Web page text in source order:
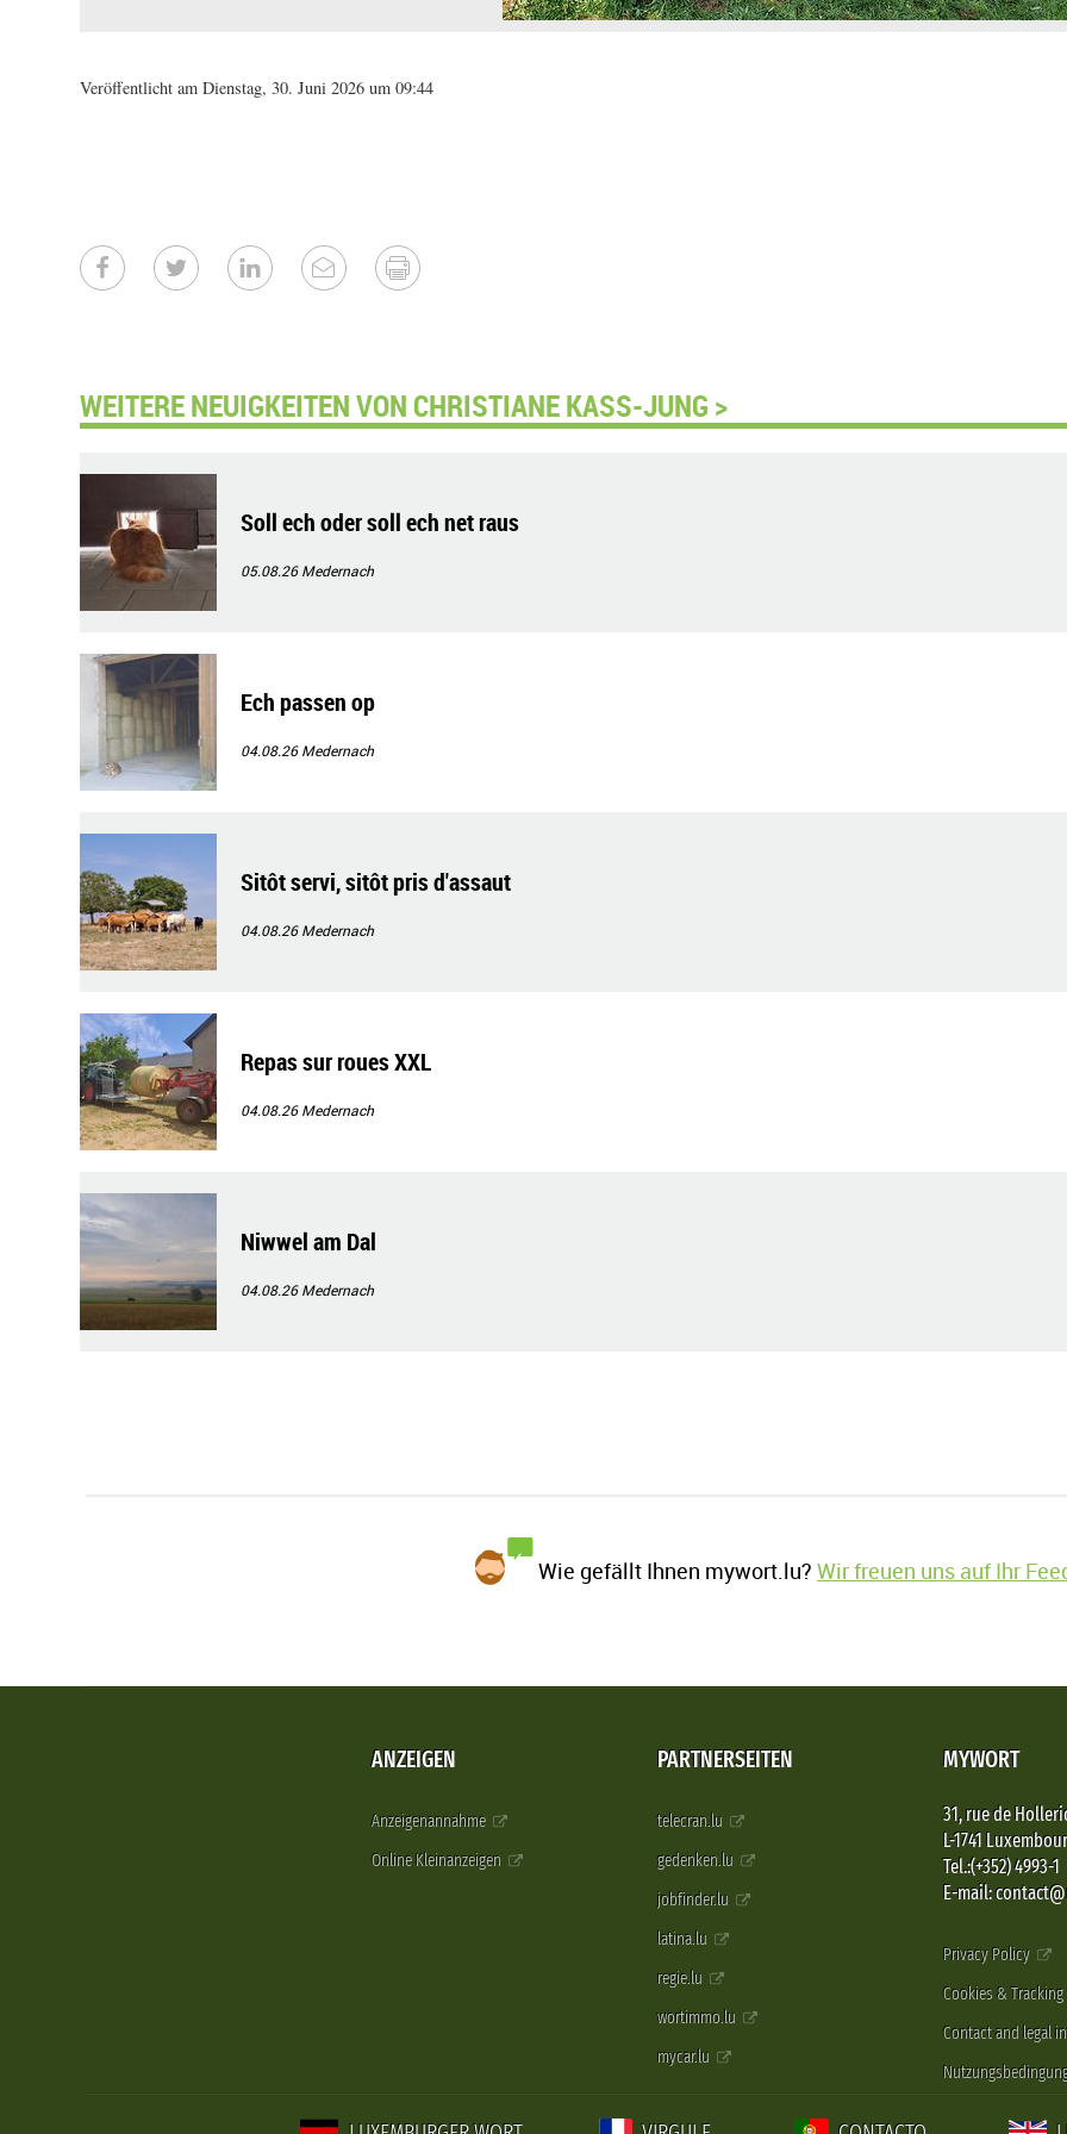
Veröffentlicht am Dienstag, 30. Juni 2026 um 09:44
WEITERE NEUIGKEITEN VON CHRISTIANE KASS-JUNG >
Soll ech oder soll ech net raus
05.08.26Medernach
Ech passen op
04.08.26Medernach
Sitôt servi, sitôt pris d'assaut
04.08.26Medernach
Repas sur roues XXL
04.08.26Medernach
Niwwel am Dal
04.08.26Medernach
Wie gefällt Ihnen mywort.lu?Wir freuen uns auf Ihr
ANZEIGEN
Anzeigenannahme
Online Kleinanzeigen
PARTNERSEITEN
telecran.lu
gedenken.lu
jobfinder.lu
latina.lu
regie.lu
wortimmo.lu
mycar.lu
MYWORT
31, rue de
L-1741
Tel.:(+352) 4993-1
E-mail:
Privacy Policy
Cookies & Tracking
Contact and legal